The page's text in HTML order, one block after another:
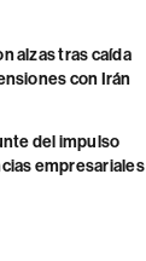
alzas tras caída
con Irán
del impulso
empresariales